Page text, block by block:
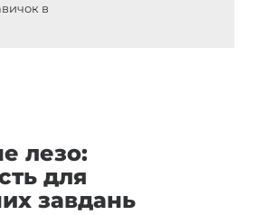
в
лезо:
для
завдань